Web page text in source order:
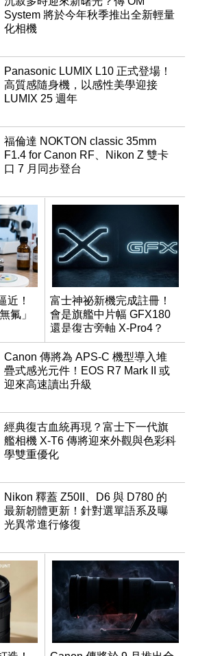
System 將於今年秋季推出全新輕量
化相機
Panasonic LUMIX L10 正式登場！
高質感隨身機，以感性美學迎接
LUMIX 25 週年
福倫達 NOKTON classic 35mm
F1.4 for Canon RF、Nikon Z 雙卡
口 7 月同步登台
近！
氟」
富士神祕新機完成註冊！
會是旗艦中片幅 GFX180
還是復古旁軸 X-Pro4？
Canon 傳將為 APS-C 機型導入堆
疊式感光元件！EOS R7 Mark II 或
迎來高速讀出升級
經典復古血統再現？富士下一代旗
艦相機 X-T6 傳將迎來外觀與色彩科
學雙重優化
Nikon 釋蓋 Z50II、D6 與 D780 的
最新韌體更新！針對選單語系及曝
光異常進行修復